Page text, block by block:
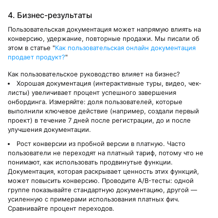
4. Бизнес-результаты
Пользовательская документация может напрямую влиять на
конверсию, удержание, повторные продажи. Мы писали об
этом в статье "Как пользовательская онлайн документация
продает продукт?"
Как пользовательское руководство влияет на бизнес?
Хорошая документация (интерактивные туры, видео, чек-
листы) увеличивает процент успешного завершения
онбординга. Измеряйте: доля пользователей, которые
выполнили ключевое действие (например, создали первый
проект) в течение 7 дней после регистрации, до и после
улучшения документации.
Рост конверсии из пробной версии в платную. Часто
пользователи не переходят на платный тариф, потому что не
понимают, как использовать продвинутые функции.
Документация, которая раскрывает ценность этих функций,
может повысить конверсию. Проводите A/B-тесты: одной
группе показывайте стандартную документацию, другой —
усиленную с примерами использования платных фич.
Сравнивайте процент переходов.